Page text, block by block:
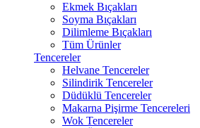
Ekmek Bıçakları
Soyma Bıçakları
Dilimleme Bıçakları
Tüm Ürünler
Tencereler
Helvane Tencereler
Silindirik Tencereler
Düdüklü Tencereler
Makarna Pişirme Tencereleri
Wok Tencereler